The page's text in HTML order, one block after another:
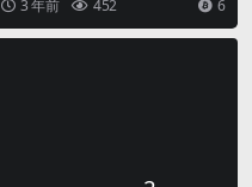
程_GM...
3 年前 452 6